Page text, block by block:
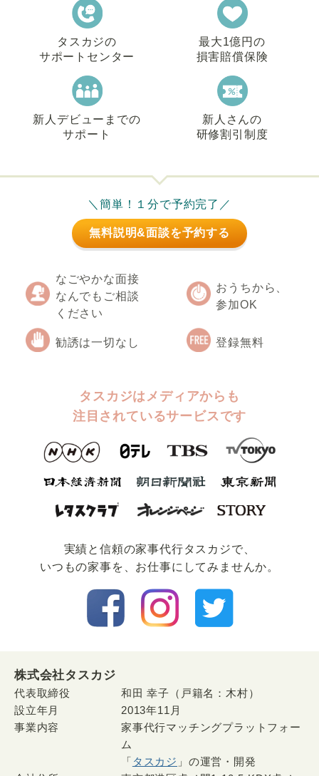
タスカジの
サポートセンター
最大1億円の
損害賠償保険
新人デビューまでの
サポート
新人さんの
研修割引制度
＼簡単！１分で予約完了／
無料説明&面談を予約する
なごやかな面接
なんでもご相談
ください
おうちから、
参加OK
勧誘は一切なし 登録無料
タスカジはメディアからも
注目されているサービスです
実績と信頼の家事代⾏タスカジで、
いつもの家事を、お仕事にしてみませんか。
株式会社タスカジ
代表取締役
和田 幸子（戸籍名：木村）
設立年月
2013年11月
事業内容
家事代行マッチングプラットフォー
ム
「 タスカジ 」の運営・開発